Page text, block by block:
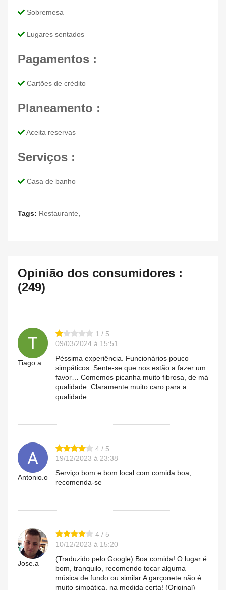
Sobremesa
Lugares sentados
Pagamentos :
Cartões de crédito
Planeamento :
Aceita reservas
Serviços :
Casa de banho
Tags: Restaurante
Opinião dos consumidores :
(249)
Tiago.a
1 / 5
09/03/2024 à 15:51
Péssima experiência. Funcionários pouco
simpáticos. Sente-se que nos estão a fazer um
favor… Comemos picanha muito fibrosa, de má
qualidade. Claramente muito caro para a
qualidade.
Antonio.o
4 / 5
19/12/2023 à 23:38
Serviço bom e bom local com comida boa,
recomenda-se
Jose.a
4 / 5
10/12/2023 à 15:20
(Traduzido pelo Google) Boa comida! O lugar é
bom, tranquilo, recomendo tocar alguma
música de fundo ou similar A garçonete não é
muito simpática, na medida certa! (Original)